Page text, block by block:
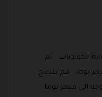
الكوبونات . ثم
بوما . قم بنسخ
الى متجر بوما